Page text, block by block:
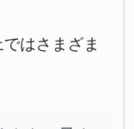
はさまざま